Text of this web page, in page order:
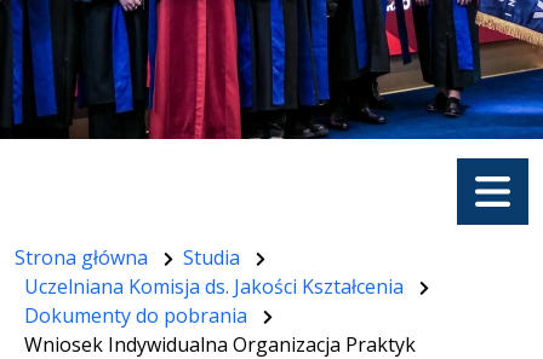
Menu
Strona główna
Studia
Uczelniana Komisja ds. Jakości Kształcenia
Dokumenty do pobrania
Wniosek Indywidualna Organizacja Praktyk